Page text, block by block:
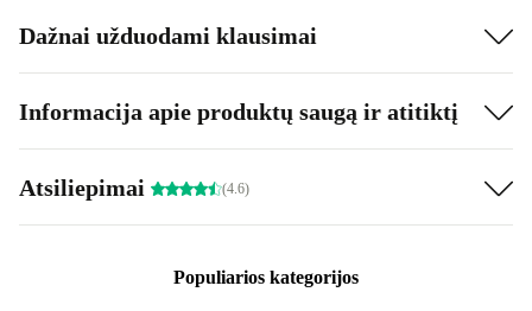
Dažnai užduodami klausimai
Informacija apie produktų saugą ir atitiktį
Atsiliepimai (4.6)
Populiarios kategorijos